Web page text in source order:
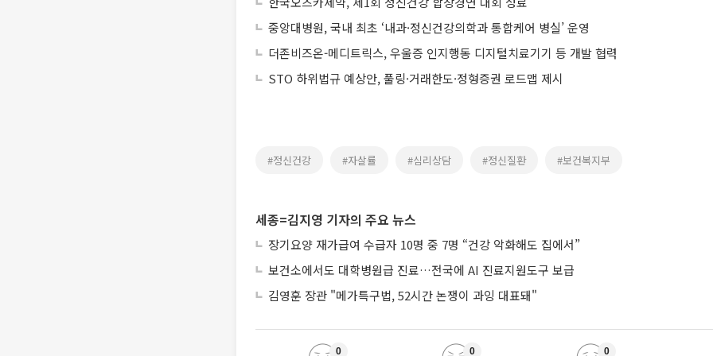
중앙대병원, 국내 최초 ‘내과·정신건강의학과 통합케어 병실’ 운영
더존비즈온-메디트릭스, 우울증 인지행동 디지털치료기기 등 개발 협력
STO 하위법규 예상안, 풀링·거래한도·정형증권 로드맵 제시
#정신건강 #자살률 #심리상담 #정신질환 #보건복지부
세종=김지영 기자의 주요 뉴스
장기요양 재가급여 수급자 10명 중 7명 “건강 악화해도 집에서”
보건소에서도 대학병원급 진료…전국에 AI 진료지원도구 보급
김영훈 장관 "메가특구법, 52시간 논쟁이 과잉 대표돼"
0 0 0